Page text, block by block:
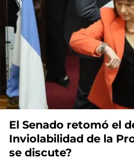
El Senado retomó el
Inviolabilidad de la
se discute?